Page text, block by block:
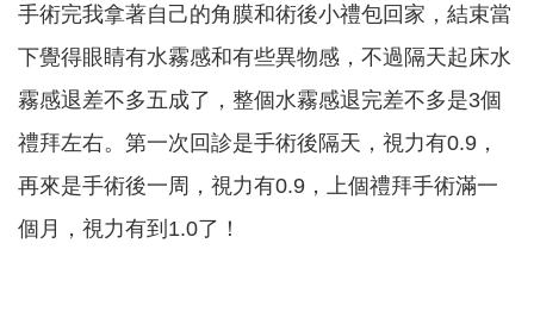
手術完我拿著自己的角膜和術後小禮包回家，結束當
下覺得眼睛有水霧感和有些異物感，不過隔天起床水
霧感退差不多五成了，整個水霧感退完差不多是3個
禮拜左右。第一次回診是手術後隔天，視力有0.9，
再來是手術後一周，視力有0.9，上個禮拜手術滿一
個月，視力有到1.0了！